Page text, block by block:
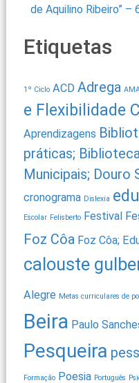
de Aquilino Ribeiro” –
Etiquetas
1º Ciclo ACD Adrega
e Flexibilidade
Aprendizagens
práticas;
Municipais; Douro
cronograma Dislexia
Escolar Felisberto Festival
Foz Côa Foz Côa;
calouste
Alegre Metas curriculares de
Beira Paulo
Pesqueira
Formação Poesia Português